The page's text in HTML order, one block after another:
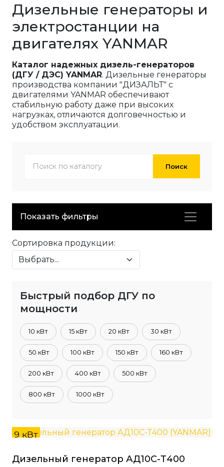
Дизельные генераторы и
электростанции на
двигателях YANMAR
Каталог надежных дизель-генераторов
(ДГУ / ДЭС) YANMAR. Дизельные генераторы
производства компании "ДИЗАЛЬТ" с
двигателями YANMAR обеспечивают
стабильную работу даже при высоких
нагрузках, отличаются долговечностью и
удобством эксплуатации.
Поиск
Показать фильтры
Сортировка продукции:
Быстрый подбор ДГУ по
мощности
10 кВт 15 кВт 20 кВт 30 кВт
50 кВт 100 кВт 150 кВт 160 кВт
200 кВт 400 кВт 500 кВт
800 кВт 1000 кВт
9 кВт
Дизельный генератор АД10С-Т400